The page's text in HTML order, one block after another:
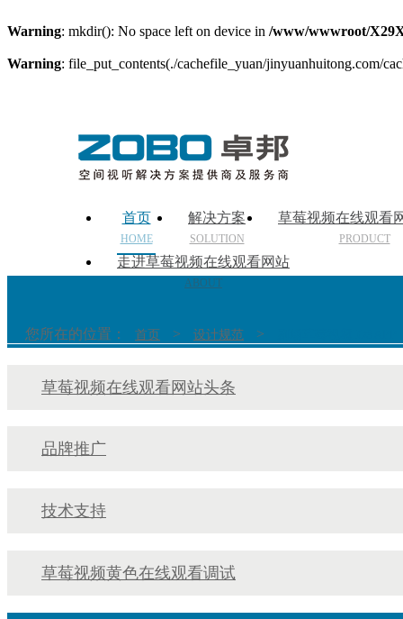
Warning: mkdir(): No space left on device in /www/wwwroot/
Warning: file_put_contents(./cachefile_yuan/jinyuanhuitong.com/
首页
HOME
解决方案
SOLUTION
草莓视频在线观看
PRODUCT
走进草莓视频在线观看网站
ABOUT
您所在的位置： 首页 > 设计规范 >
草莓视频在线观看网站头条
品牌推广
技术支持
草莓视频黄色在线观看调试